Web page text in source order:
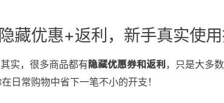
藏优惠+返利，新手真实使
实，很多商品都有 隐藏优惠券和返利 ，只是大多
日常购物中省下一笔不小的开支！